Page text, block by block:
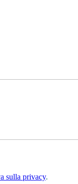
sulla privacy.